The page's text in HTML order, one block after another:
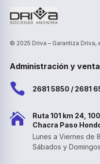
© 2025 Driva – Garantiza Driva,
Administración y
 2681 5850 / 2681

Ruta 101 km 24,
Chacra Paso
Lunes a Viernes de
Sábados y